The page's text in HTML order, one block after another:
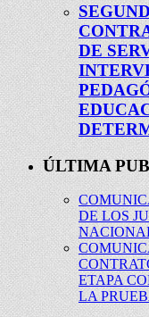
DE
ÚLTIMA
DE LOS
ETAPA
LA